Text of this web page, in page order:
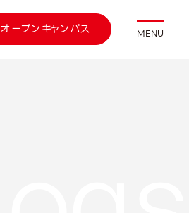
オープンキャンパス MENU